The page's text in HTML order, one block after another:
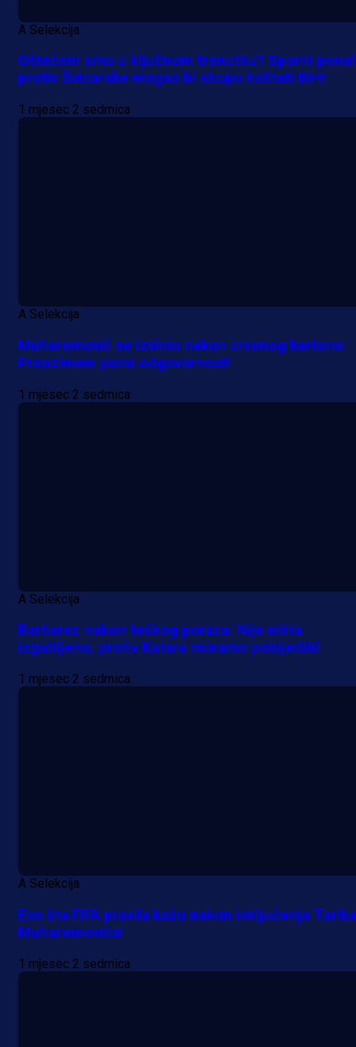
A Selekcija
Oštećeni smo u ključnom trenutku? Sporni penal
protiv Švicarske mogao bi skupo koštati BiH!
1 mjesec 2 sedmica
A Selekcija
Muharemović se izvinio nakon crvenog kartona:
Preuzimam punu odgovornost!
1 mjesec 2 sedmica
A Selekcija
Barbarez nakon teškog poraza: Nije ništa
izgubljeno, protiv Katara moramo pobijediti!
1 mjesec 2 sedmica
A Selekcija
Evo šta FIFA pravila kažu nakon isključenja Tarika
Muharemovića!
1 mjesec 2 sedmica